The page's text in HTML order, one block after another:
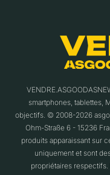
smartphones, tablettes,
objectifs. © 2008-2026
Ohm-Straße 6 - 15236
produits apparaissant sur
uniquement et sont
propriétaires